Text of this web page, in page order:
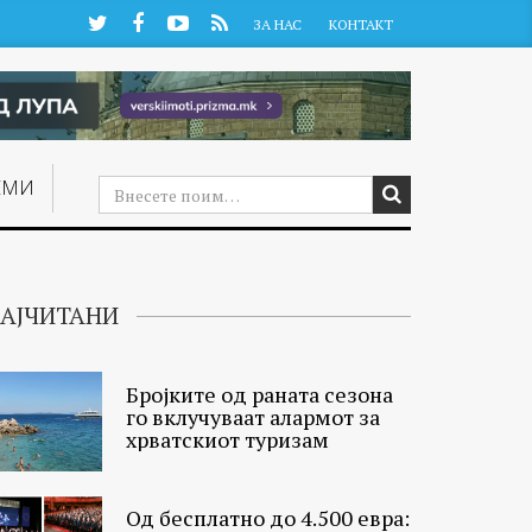
TwitterFacebookYouTube
RSS ЗА НАС КОНТАКТ
Бројките од раната сезона
го вклучуваат алармот за
хрватскиот туризам
Од бесплатно до 4.500 евра: